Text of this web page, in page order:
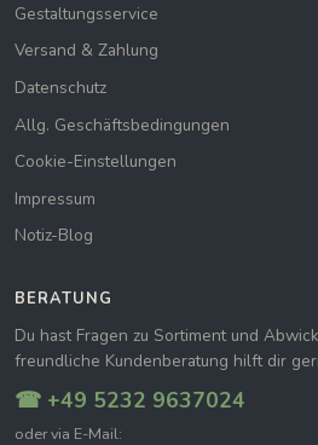
Gestaltungsservice
Versand & Zahlung
Datenschutz
Allg. Geschäftsbedingungen
Cookie-Einstellungen
Impressum
Notiz-Blog
BERATUNG
Du hast Fragen zu Sortiment und
freundliche Kundenberatung hilft dir
☎ +49 5232 9637024
oder via E-Mail: